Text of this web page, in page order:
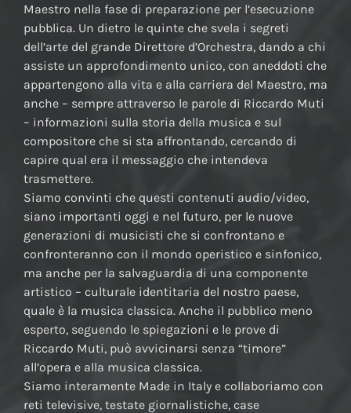
Maestro nella fase di preparazione per l’esecuzione
pubblica. Un dietro le quinte che svela i segreti
dell’arte del grande Direttore d’Orchestra, dando a chi
assiste un approfondimento unico, con aneddoti che
appartengono alla vita e alla carriera del Maestro, ma
anche – sempre attraverso le parole di Riccardo Muti
– informazioni sulla storia della musica e sul
compositore che si sta affrontando, cercando di
capire qual era il messaggio che intendeva
trasmettere.
Siamo convinti che questi contenuti audio/video,
siano importanti oggi e nel futuro, per le nuove
generazioni di musicisti che si confrontano e
confronteranno con il mondo operistico e sinfonico,
ma anche per la salvaguardia di una componente
artistico – culturale identitaria del nostro paese,
quale è la musica classica. Anche il pubblico meno
esperto, seguendo le spiegazioni e le prove di
Riccardo Muti, può avvicinarsi senza “timore”
all’opera e alla musica classica.
Siamo interamente Made in Italy e collaboriamo con
reti televisive, testate giornalistiche, case